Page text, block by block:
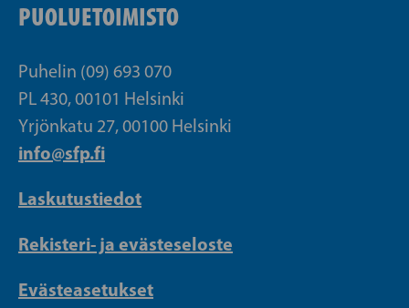
PUOLUETOIMISTO
Puhelin (09) 693 070
PL 430, 00101 Helsinki
Yrjönkatu 27, 00100 Helsinki
info@sfp.fi
Laskutustiedot
Rekisteri- ja evästeseloste
Evästeasetukset